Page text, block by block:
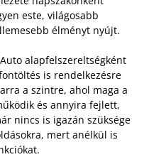
este, világosabb
élményt nyújt.
alapfelszereltségként
is rendelkezésre
a szintre, ahol maga a
és annyira fejlett,
nincs is igazán szüksége
mert anélkül is